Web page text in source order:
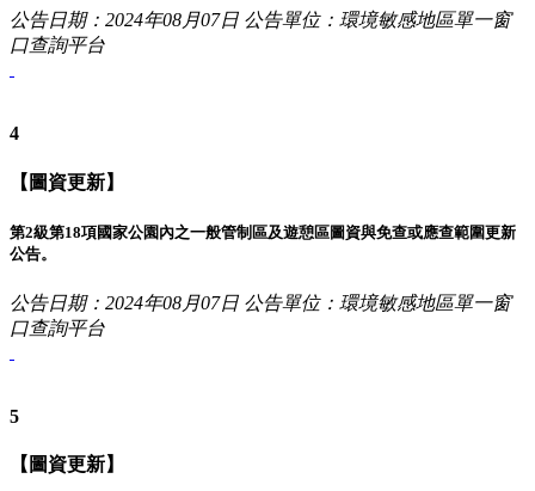
公告日期：2024年08月07日 公告單位：環境敏感地區單一窗
口查詢平台
4
【圖資更新】
第2級第18項國家公園內之一般管制區及遊憩區圖資與免查或應查範圍更新
公告。
公告日期：2024年08月07日 公告單位：環境敏感地區單一窗
口查詢平台
5
【圖資更新】